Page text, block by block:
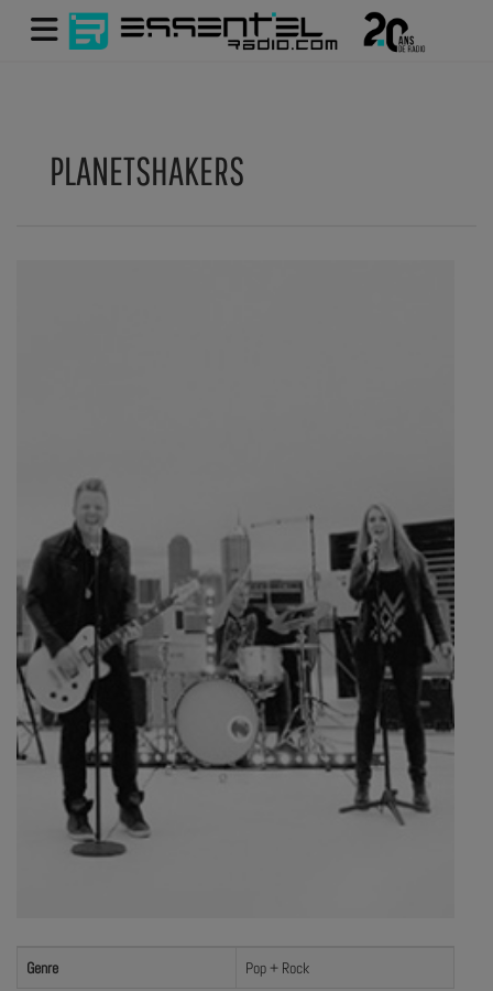
PLANETSHAKERS
Genre Pop + Rock